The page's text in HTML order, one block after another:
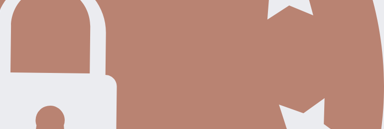
-Alarmsystém napojený na políciu,
-satelitný prijímač,
-3x klúčový trezor.
- krb
- zástrčky a vypínače